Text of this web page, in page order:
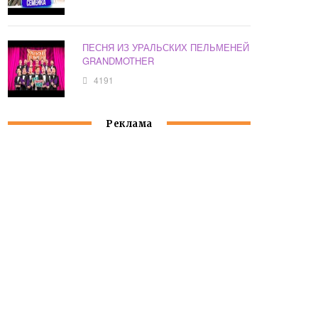
ПЕСНЯ ИЗ УРАЛЬСКИХ ПЕЛЬМЕНЕЙ
GRANDMOTHER
4191
Реклама